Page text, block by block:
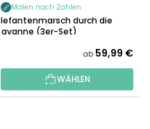
Malen nach Zahlen
Elefantenmarsch durch die
Savanne (3er-Set)
ab 59,99 €
WÄHLEN